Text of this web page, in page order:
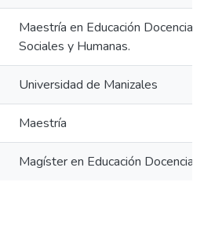
Maestría en Educación Docencia,
Sociales y Humanas.
Universidad de Manizales
Maestría
Magíster en Educación Docencia